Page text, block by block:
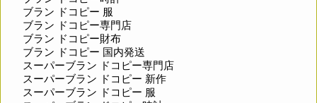
ブラン ドコピー 服
ブラン ドコピー専門店
ブラン ドコピー財布
ブラン ドコピー 国内発送
スーパーブラン ドコピー専門店
スーパーブラン ドコピー 新作
スーパーブラン ドコピー 服